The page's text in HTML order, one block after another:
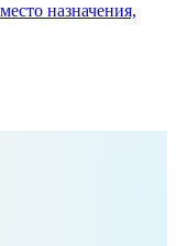
назначения,